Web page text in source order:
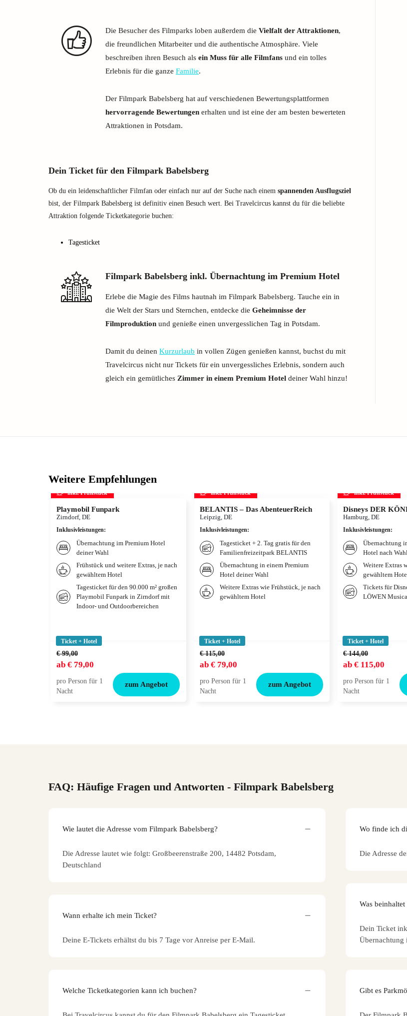
Die Besucher des Filmparks loben außerdem die Vielfalt der Attraktionen,
die freundlichen Mitarbeiter und die authentische Atmosphäre. Viele
beschreiben ihren Besuch als ein Muss für alle Filmfans und ein tolles
Erlebnis für die ganze Familie.
Der Filmpark Babelsberg hat auf verschiedenen Bewertungsplattformen
hervorragende Bewertungen erhalten und ist eine der am besten bewerteten
Attraktionen in Potsdam.
Dein Ticket für den Filmpark Babelsberg
Ob du ein leidenschaftlicher Filmfan oder einfach nur auf der Suche nach einem spannenden Ausflugsziel
bist, der Filmpark Babelsberg ist definitiv einen Besuch wert. Bei Travelcircus kannst du für die beliebte
Attraktion folgende Ticketkategorie buchen:
Tagesticket
Filmpark Babelsberg inkl. Übernachtung im Premium Hotel
Erlebe die Magie des Films hautnah im Filmpark Babelsberg. Tauche ein in
die Welt der Stars und Sternchen, entdecke die Geheimnisse der
Filmproduktion und genieße einen unvergesslichen Tag in Potsdam.
Damit du deinen Kurzurlaub in vollen Zügen genießen kannst, buchst du mit
Travelcircus nicht nur Tickets für ein unvergessliches Erlebnis, sondern auch
gleich ein gemütliches Zimmer in einem Premium Hotel deiner Wahl hinzu!
Weitere Empfehlungen
inkl. Frühstück
Playmobil Funpark
Zirndorf, DE
Inklusivleistungen:
Übernachtung im Premium Hotel
deiner Wahl
Frühstück und weitere Extras, je nach
gewähltem Hotel
Tagesticket für den 90.000 m² großen
Playmobil Funpark in Zirndorf mit
Indoor- und Outdoorbereichen
Ticket + Hotel
€ 99,00
ab € 79,00
pro Person für 1
Nacht
zum Angebot
inkl. Frühstück
BELANTIS – Das AbenteuerReich
Leipzig, DE
Inklusivleistungen:
Tagesticket + 2. Tag gratis für den
Familienfreizeitpark BELANTIS
Übernachtung in einem Premium
Hotel deiner Wahl
Weitere Extras wie Frühstück, je nach
gewähltem Hotel
Ticket + Hotel
€ 115,00
ab € 79,00
pro Person für 1
Nacht
zum Angebot
inkl. Frühstück
Disneys DER
Hamburg, DE
Inklusivleistungen:
Übernachtung
Hotel nach
Weitere Extras
gewähltem
Tickets für
LÖWEN
Ticket + Hotel
€ 144,00
ab € 115,00
pro Person für 1
Nacht
FAQ: Häufige Fragen und Antworten - Filmpark Babelsberg
Wie lautet die Adresse vom Filmpark Babelsberg?
Die Adresse lautet wie folgt: Großbeerenstraße 200, 14482 Potsdam,
Deutschland
Wann erhalte ich mein Ticket?
Deine E-Tickets erhältst du bis 7 Tage vor Anreise per E-Mail.
Welche Ticketkategorien kann ich buchen?
Wo finde ich
Die Adresse
Was
Dein Ticket
Übernachtung
Gibt es